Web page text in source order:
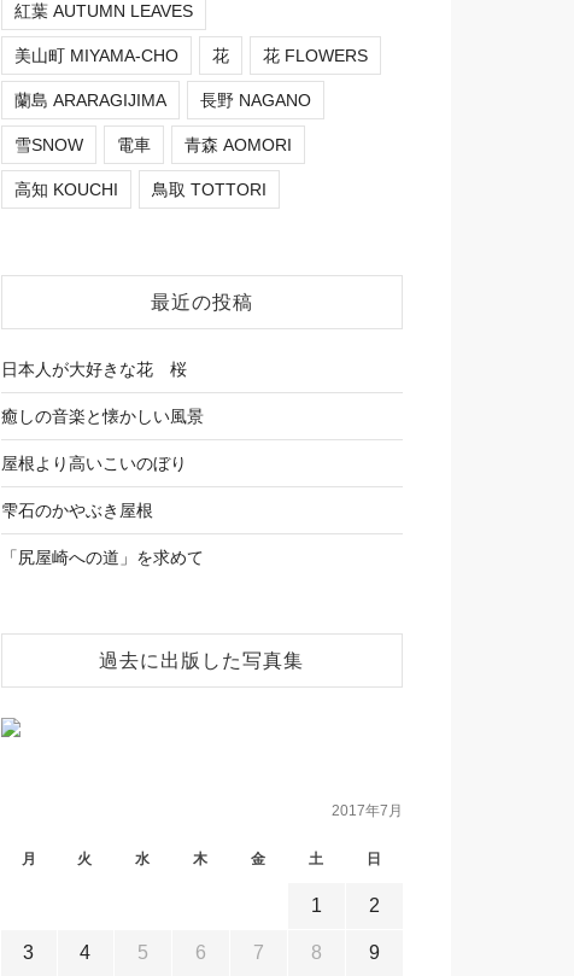
紅葉 AUTUMN LEAVES
美山町 MIYAMA-CHO 花 花 FLOWERS
蘭島 ARARAGIJIMA 長野 NAGANO
雪SNOW 電車 青森 AOMORI
高知 KOUCHI 鳥取 TOTTORI
最近の投稿
日本人が大好きな花 桜
癒しの音楽と懐かしい風景
屋根より高いこいのぼり
雫石のかやぶき屋根
「尻屋崎への道」を求めて
過去に出版した写真集
2017年7月
月 火 水 木 金 土 日
1 2
3 4 5 6 7 8 9